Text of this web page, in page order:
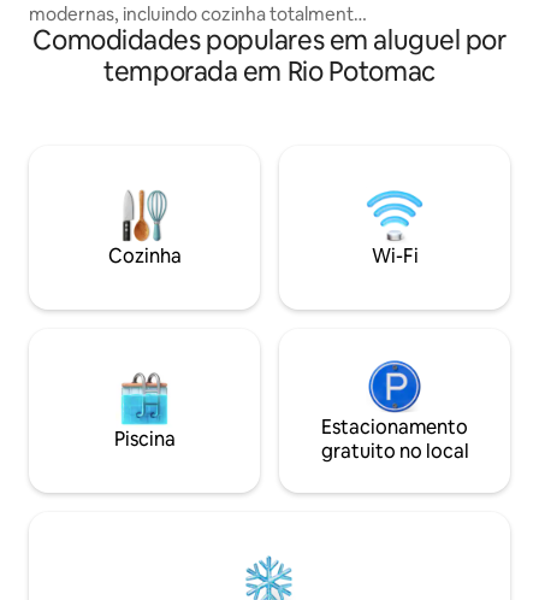
modernas, incluindo cozinha totalmente
abastecida, banheiro completo, ar-
condicionado, aquecimento e Wi-Fi. Tug
flutua em um lago privado de 8 acres
caminhadas, ciclismo, exploração ou
relaxe em sua própria praia perto da
curta caminhada ao redor do lago...
patos, galinhas e coelhos.
relaxar ao máximo. No
banheiro
aquecidos e
a grelha
junto à lareira
fogueira externa
Comodidades populares em aluguel por
temporada em Rio Potomac
Cozinha Wi-Fi
Piscina
Estacionamento
gratuito no local